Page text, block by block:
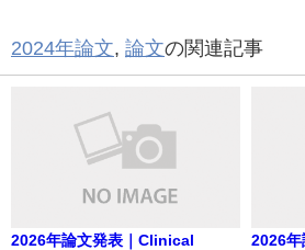
2024年論文, 論文の関連記事
2026年論文発表｜Clinical
2026年